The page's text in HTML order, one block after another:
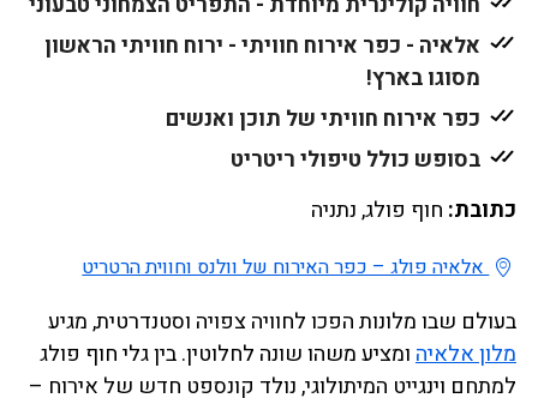
אלאיה - כפר אירוח חוויתי - ירוח חוויתי הראשון
מסוגו בארץ!
כפר אירוח חוויתי של תוכן ואנשים
בסופש כולל טיפולי ריטריט
כתובת: חוף פולג, נתניה
אלאיה פולג – כפר האירוח של וולנס וחווית הרטריט
בעולם שבו מלונות הפכו לחוויה צפויה וסטנדרטית, מגיע
מלון אלאיהומציע משהו שונה לחלוטין. בין גלי חוף פולג
למתחם וינגייט המיתולוגי, נולד קונספט חדש של אירוח –